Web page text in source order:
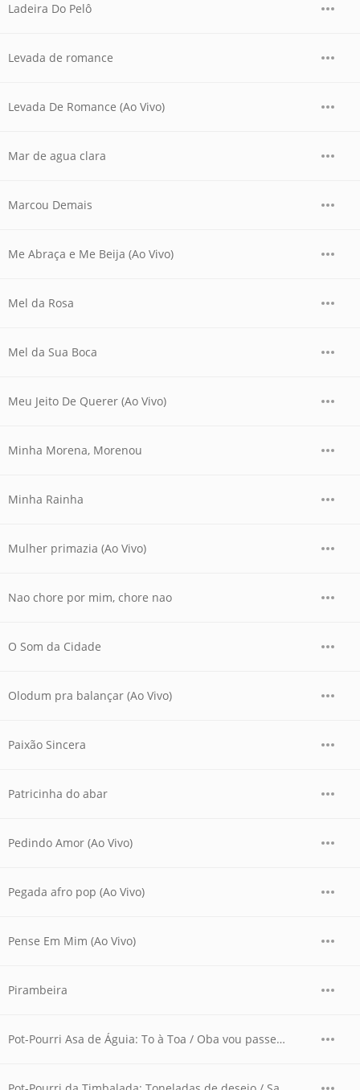
Ladeira Do Pelô
Levada de romance
Levada De Romance (Ao Vivo)
Mar de agua clara
Marcou Demais
Me Abraça e Me Beija (Ao Vivo)
Mel da Rosa
Mel da Sua Boca
Meu Jeito De Querer (Ao Vivo)
Minha Morena, Morenou
Minha Rainha
Mulher primazia (Ao Vivo)
Nao chore por mim, chore nao
O Som da Cidade
Olodum pra balançar (Ao Vivo)
Paixão Sincera
Patricinha do abar
Pedindo Amor (Ao Vivo)
Pegada afro pop (Ao Vivo)
Pense Em Mim (Ao Vivo)
Pirambeira
Pot-Pourri Asa de Águia: To à Toa / Oba vou passear / Padang Padang (Ao Vivo)